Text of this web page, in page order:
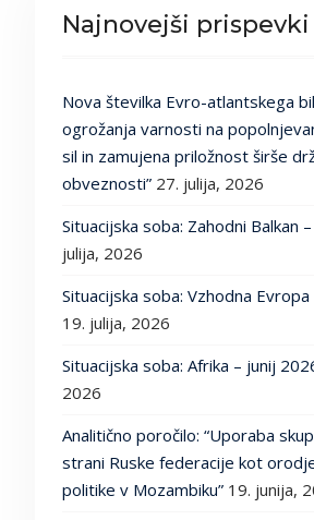
Najnovejši prispevki
Nova številka Evro-atlantskega
ogrožanja varnosti na
sil in zamujena priložnost širše
obveznosti” 27. julija, 2026
Situacijska soba: Zahodni Balkan
julija, 2026
Situacijska soba: Vzhodna
19. julija, 2026
Situacijska soba: Afrika – junij
2026
Analitično poročilo: “Uporaba
strani Ruske federacije kot
politike v Mozambiku” 19. junija,